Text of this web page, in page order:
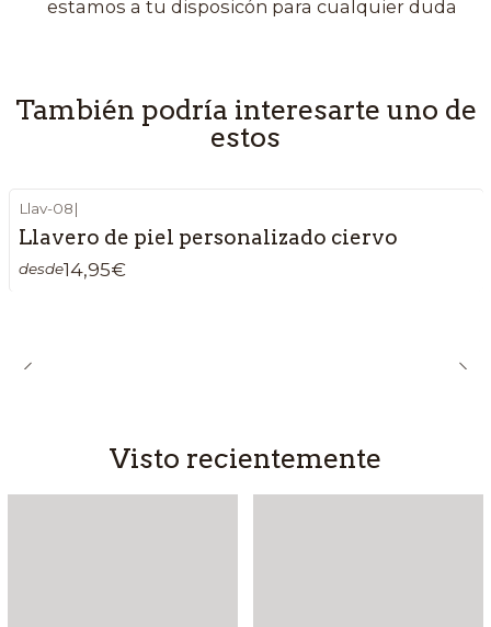
estamos a tu disposicón para cualquier duda
También podría interesarte uno de
estos
Llav-08|
Llavero de piel personalizado ciervo
desde14,95€
Visto recientemente